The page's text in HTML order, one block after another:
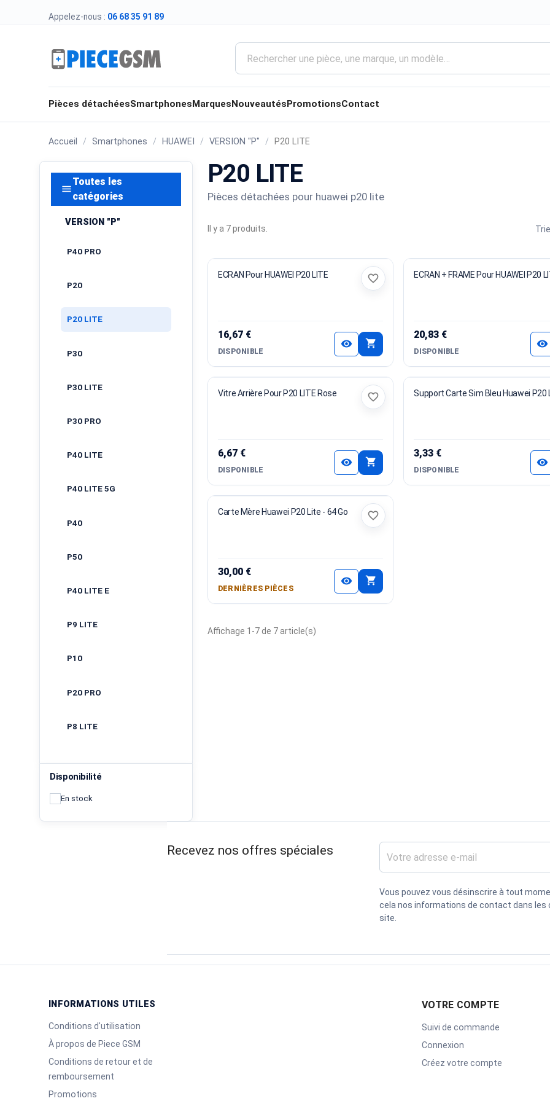
Appelez-nous : 06 68 35 91 89
Pièces détachéesSmartphones Marques Nouveautés PromotionsContact
Accueil Smartphones HUAWEI VERSION "P" P20 LITE
menu
Toutes les
catégories
VERSION "P"
P40 PRO
P20
P20 LITE
P30
P30 LITE
P30 PRO
P40 LITE
P40 LITE 5G
P40
P50
P40 LITE E
P9 LITE
P10
P20 PRO
P8 LITE
Disponibilité
En stock
P20 LITE
Pièces détachées pour huawei p20 lite
Il y a 7 produits.
ECRAN Pour HUAWEI P20 LITE
16,67 €
DISPONIBLE
visibility shopping_cart
favorite_border ECRAN + FRAME Pour HUAWEI P20
20,83 €
DISPONIBLE
visibility
Vitre Arrière Pour P20 LITE Rose
6,67 €
DISPONIBLE
visibility shopping_cart
favorite_border Support Carte Sim Bleu Huawei P20
3,33 €
DISPONIBLE
visibility
Carte Mère Huawei P20 Lite - 64 Go
30,00 €
DERNIÈRES PIÈCES
visibility shopping_cart
favorite_border
Affichage 1-7 de 7 article(s)
Recevez nos offres spéciales
Vous pouvez vous désinscrire à tout
cela nos informations de contact dans les
site.
INFORMATIONS UTILES
Conditions d'utilisation
À propos de Piece GSM
Conditions de retour et de
remboursement
Promotions
VOTRE COMPTE
Suivi de commande
Connexion
Créez votre compte